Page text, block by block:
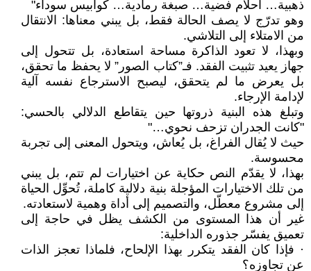
ذهبية… أحلام فضية… صبغة رمادية… كوابيس سوداء"
وهو تدرّج لا يصف الحالة فقط، بل يبني معناها: الانتقال
من الامتلاء إلى التلاشي.
وبهذا، لا تعود الذاكرة مساحة استعادة، بل تتحول إلى
جهاز يعيد تثبيت الفقد. فـ”كتاب الصور” لا يحفظ ما تحقق،
بل يعرض ما لم يتحقق، ليصبح الاسترجاع نفسه آلية
لإدامة الإرجاء.
وتبلغ هذه البنية ذروتها حين يتقاطع الدلالي بالحسي:
"كانت الجدران تزحف نحوي…"
حيث لا يُقال الفراغ، بل يُعاش، ويتحول المعنى إلى تجربة
محسوسة.
بهذا، لا يقدّم النص حكاية عن اختيارات لم تتم، بل يبني
من تلك الاختيارات المؤجلة بنية دلالية كاملة، تُحوِّل الحياة
إلى مشروع معطّل، والتصميم إلى أداة وهمية لاستعادته.
غير أن هذا المستوى من الكشف يظل في حاجة إلى
تعميق يفسّر جذوره الداخلية:
· فإذا كان الفقد يتكرر بهذا الإلحاح، فلماذا تعجز الذات
عن تجاوزه؟